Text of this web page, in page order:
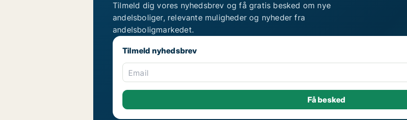
Tilmeld dig vores nyhedsbrev og få gratis besked om nye
andelsboliger, relevante muligheder og nyheder fra
andelsboligmarkedet.
Tilmeld nyhedsbrev
Email